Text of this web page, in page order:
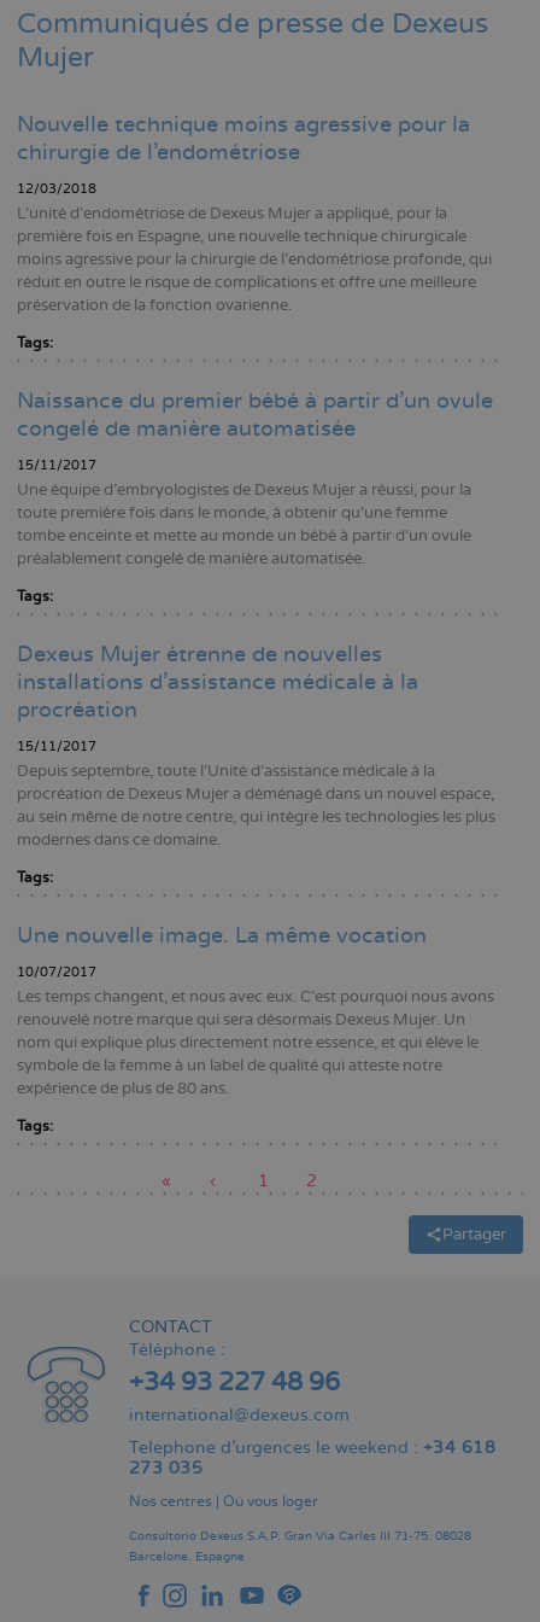
Communiqués de presse de Dexeus
Mujer
Nouvelle technique moins agressive pour la
chirurgie de l'endométriose
12/03/2018
L'unité d'endométriose de Dexeus Mujer a appliqué, pour la
première fois en Espagne, une nouvelle technique chirurgicale
moins agressive pour la chirurgie de l'endométriose profonde, qui
réduit en outre le risque de complications et offre une meilleure
préservation de la fonction ovarienne.
Tags:
Naissance du premier bébé à partir d'un ovule
congelé de manière automatisée
15/11/2017
Une équipe d'embryologistes de Dexeus Mujer a réussi, pour la
toute première fois dans le monde, à obtenir qu'une femme
tombe enceinte et mette au monde un bébé à partir d'un ovule
préalablement congelé de manière automatisée.
Tags:
Dexeus Mujer étrenne de nouvelles
installations d'assistance médicale à la
procréation
15/11/2017
Depuis septembre, toute l’Unité d’assistance médicale à la
procréation de Dexeus Mujer a déménagé dans un nouvel espace,
au sein même de notre centre, qui intègre les technologies les plus
modernes dans ce domaine.
Tags:
Une nouvelle image. La même vocation
10/07/2017
Les temps changent, et nous avec eux. C'est pourquoi nous avons
renouvelé notre marque qui sera désormais Dexeus Mujer. Un
nom qui explique plus directement notre essence, et qui élève le
symbole de la femme à un label de qualité qui atteste notre
expérience de plus de 80 ans.
Tags:
Première
page
«
Page
précédente
‹ Page
1
Page
actuelle
2
Partager
CONTACT
Téléphone :
+34 93 227 48 96
international@dexeus.com
Telephone d’urgences le weekend : +34 618
273 035
Nos centres Où vous loger
Consultorio Dexeus S.A.P. Gran Via Carles III 71-75. 08028
Barcelone. Espagne